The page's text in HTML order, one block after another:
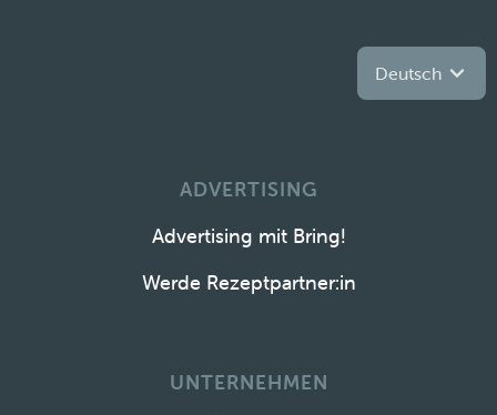
Deutsch
ADVERTISING
Advertising mit Bring!
Werde Rezeptpartner:in
UNTERNEHMEN